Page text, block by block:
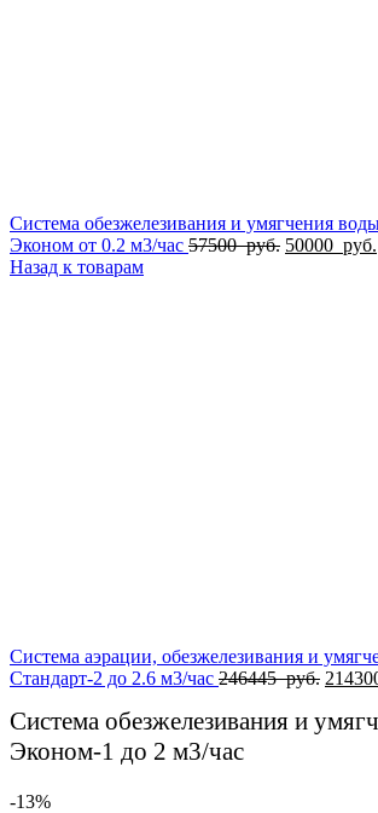
Система обезжелезивания и умягчения
Эконом от 0.2 м3/час 57500руб. 50000 руб.
Назад к товарам
Система аэрации, обезжелезивания и
Стандарт-2 до 2.6 м3/час 246445руб.
Система обезжелезивания и
Эконом-1 до 2 м3/час
-13%